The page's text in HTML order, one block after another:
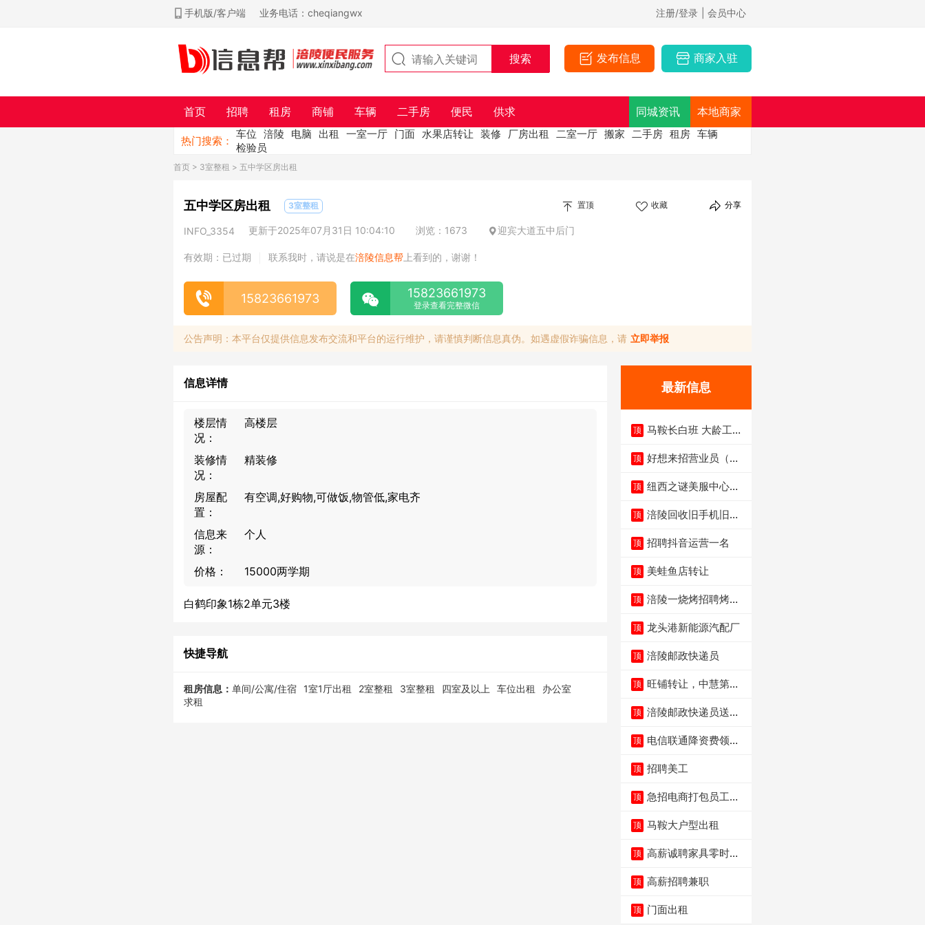
手机版/客户端 业务电话：cheqiangwx 注册/登录 | 会员中心
发布信息 商家入驻
首页 招聘 租房 商铺 车辆 二手房 便民 供求 同城资讯 本地商家
热门搜索：
车位 涪陵 电脑 出租 一室一厅 门面 水果店转让 装修 厂房出租 二室一厅 搬家 二手房 租房 车辆
检验员
首页 > 3室整租 > 五中学区房出租
五中学区房出租 3室整租 置顶 收藏 分享
INFO_3354 更新于2025年07月31日 10:04:10 浏览：1673 迎宾大道五中后门
有效期：已过期 联系我时，请说是在涪陵信息帮 上看到的，谢谢！
15823661973 15823661973
登录查看完整微信
公告声明：本平台仅提供信息发布交流和平台的运行维护，请谨慎判断信息真伪。如遇虚假诈骗信息，请 立即举报
信息详情
楼层情
况：
高楼层
装修情
况：
精装修
房屋配
置：
有空调,好购物,可做饭,物管低,家电齐
信息来
源：
个人
价格： 15000两学期
白鹤印象1栋2单元3楼
快捷导航
租房信息： 单间/公寓/住宿 1室1厅出租 2室整租 3室整租 四室及以上 车位出租
办公室
求租
最新信息
顶 马鞍长白班 大龄工大
顶 好想来招营业员（不
顶 纽西之谜美服中心招
顶 涪陵回收旧手机旧电
顶 招聘抖音运营一名
顶 美蛙鱼店转让
顶 涪陵一烧烤招聘烤工
顶 龙头港新能源汽配厂
顶 涪陵邮政快递员
顶 旺铺转让，中慧第一
顶 涪陵邮政快递员送货
顶 电信联通降资费领价
顶 招聘美工
顶 急招电商打包员工作
顶 马鞍大户型出租
顶 高薪诚聘家具零时促
顶 高薪招聘兼职
顶 门面出租